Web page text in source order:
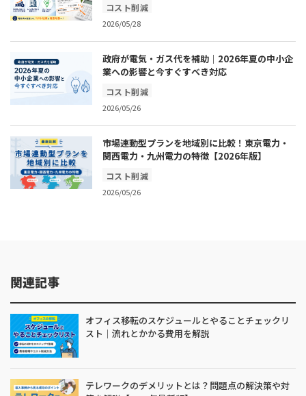
コスト削減
2026/05/28
政府が電気・ガス代を補助｜2026年夏の中小企
業への影響と今すぐすべき対応
コスト削減
2026/05/26
市場連動型プランを地域別に比較！東京電力・
関西電力・九州電力の特徴【2026年版】
コスト削減
2026/05/26
関連記事
オフィス移転のスケジュールとやることチェックリ
スト｜流れとかかる費用を解説
テレワークのデメリットとは？問題点の解決策や対